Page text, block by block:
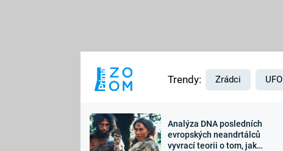
Výročí
Trendy: Zrádci UFO
Analýza DNA posledních
evropských neandrtálců
vyvrací teorii o tom, jak